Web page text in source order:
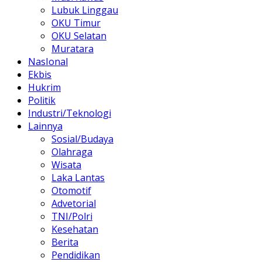
Lubuk Linggau
OKU Timur
OKU Selatan
Muratara
NasIonal
Ekbis
Hukrim
Politik
Industri/Teknologi
Lainnya
Sosial/Budaya
Olahraga
Wisata
Laka Lantas
Otomotif
Advetorial
TNI/Polri
Kesehatan
Berita
Pendidikan